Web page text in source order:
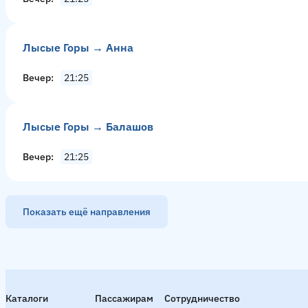
Лысые Горы → Анна
Вечер 21:25
Лысые Горы → Балашов
Вечер 21:25
Показать ещё направления
Каталоги Пассажирам Сотрудничество